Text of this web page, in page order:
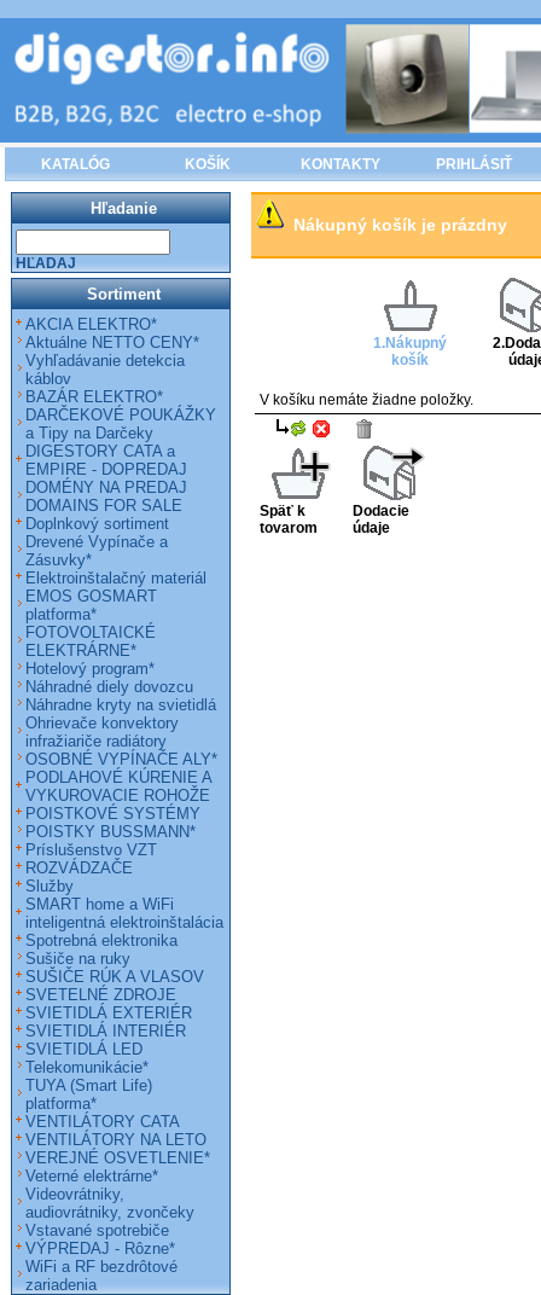
KATALÓG KOŠÍK KONTAKTY PRIHLÁSIŤ
Nákupný košík je prázdny
1.Nákupný
košík
V košíku nemáte žiadne položky.
Späť k
tovarom
Dodacie
údaje
Hľadanie
HĽADAJ
Sortiment
AKCIA ELEKTRO*
Aktuálne NETTO CENY*
Vyhľadávanie detekcia
káblov
BAZÁR ELEKTRO*
DARČEKOVÉ POUKÁŽKY
a Tipy na Darčeky
DIGESTORY CATA a
EMPIRE - DOPREDAJ
DOMÉNY NA PREDAJ
DOMAINS FOR SALE
Doplnkový sortiment
Drevené Vypínače a
Zásuvky*
Elektroinštalačný materiál
EMOS GOSMART
platforma*
FOTOVOLTAICKÉ
ELEKTRÁRNE*
Hotelový program*
Náhradné diely dovozcu
Náhradne kryty na svietidlá
Ohrievače konvektory
infražiariče radiátory
OSOBNÉ VYPÍNAČE ALY*
PODLAHOVÉ KÚRENIE A
VYKUROVACIE ROHOŽE
POISTKOVÉ SYSTÉMY
POISTKY BUSSMANN*
Príslušenstvo VZT
ROZVÁDZAČE
Služby
SMART home a WiFi
inteligentná elektroinštalácia
Spotrebná elektronika
Sušiče na ruky
SUŠIČE RÚK A VLASOV
SVETELNÉ ZDROJE
SVIETIDLÁ EXTERIÉR
SVIETIDLÁ INTERIÉR
SVIETIDLÁ LED
Telekomunikácie*
TUYA (Smart Life)
platforma*
VENTILÁTORY CATA
VENTILÁTORY NA LETO
VEREJNÉ OSVETLENIE*
Veterné elektrárne*
Videovrátniky,
audiovrátniky, zvončeky
Vstavané spotrebiče
VÝPREDAJ - Rôzne*
WiFi a RF bezdrôtové
zariadenia